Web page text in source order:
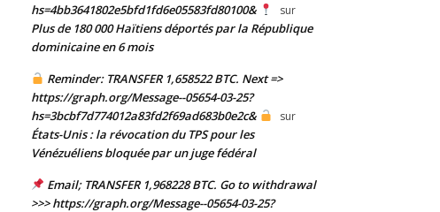
hs=4bb3641802e5bfd1fd6e05583fd80100&
sur
Plus de 180 000 Haïtiens déportés par la République
dominicaine en 6 mois
Reminder: TRANSFER 1,658522 BTC. Next =>
https://graph.org/Message--05654-03-25?
hs=3bcbf7d774012a83fd2f69ad683b0e2c&
sur
États-Unis : la révocation du TPS pour les
Vénézuéliens bloquée par un juge fédéral
Email; TRANSFER 1,968228 BTC. Go to withdrawal
>>> https://graph.org/Message--05654-03-25?